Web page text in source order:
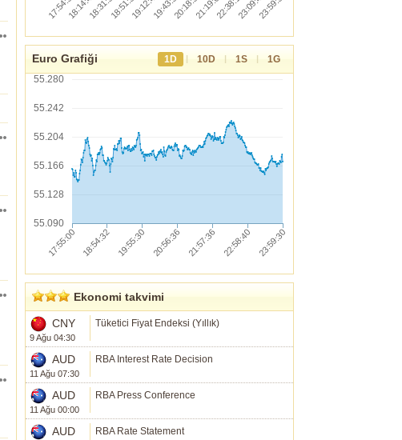
Euro Grafiği 1D | 10D | 1S |
1G
55.280
55.242
55.204
55.166
55.128
55.090
Ekonomi takvimi
CNY
9 Ağu 04:30
Tüketici Fiyat Endeksi (Yıllık)
AUD
11 Ağu 07:30
RBA Interest Rate Decision
AUD
11 Ağu 00:00
RBA Press Conference
AUD RBA Rate Statement